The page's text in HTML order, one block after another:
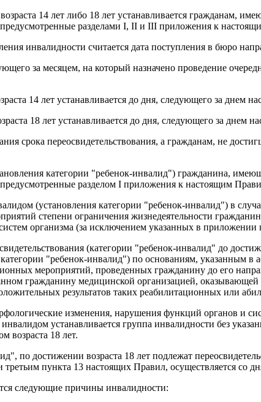
14 лет либо 18 лет устанавливается гражданам,
разделами I, II и III приложения к
инвалидности считается дата поступления в бюро
за месяцем, на который назначено проведение
14 лет устанавливается до дня, следующего за днем
18 лет устанавливается до дня, следующего за днем
срока переосвидетельствования, а гражданам, не
категории "ребенок-инвалид") гражданина,
разделом I приложения к настоящим
(установления категории "ребенок-инвалид") в
степени ограничения жизнедеятельности
организма (за исключением указанных в
(категории "ребенок-инвалид" до
"ребенок-инвалид") по основаниям, указанным в
мероприятий, проведенных гражданину до его
гражданину медицинской организацией,
результатов таких реабилитационных или
изменения, нарушения функций органов и
устанавливается группа инвалидности без
возраста 18 лет.
по достижении возраста 18 лет подлежат
пункта 13 настоящих Правил, осуществляется со
следующие причины инвалидности: